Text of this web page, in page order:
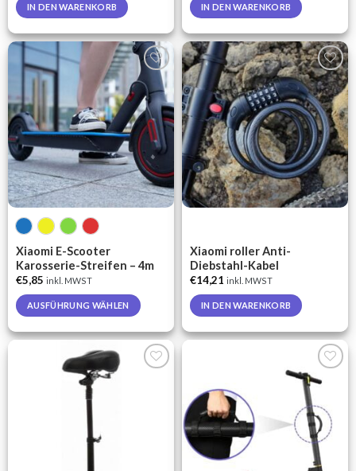
IN DEN WARENKORB IN DEN WARENKORB
Auf die
Wunschliste
Xiaomi E-Scooter
Karosserie-Streifen – 4m
€5,85 inkl. MWST
AUSFÜHRUNG WÄHLEN
product
Auf die
Wunschliste
Xiaomi roller Anti-
Diebstahl-Kabel
€14,21 inkl. MWST
IN DEN WARENKORB
Auf die
Wunschliste